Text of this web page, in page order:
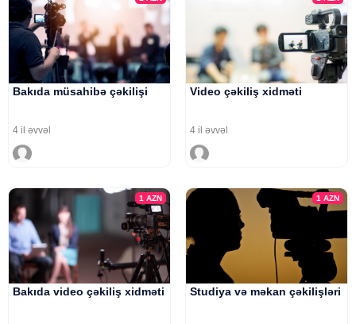
Bakıda müsahibə çəkilişi
4 il əvvəl
Video çəkiliş xidməti
4 il əvvəl
1AZN
Bakıda video çəkiliş xidməti
1 AZN
Studiya və məkan çəkilişləri